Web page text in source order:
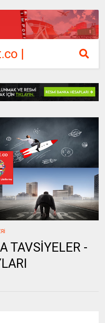
|
TAVSİYELER -